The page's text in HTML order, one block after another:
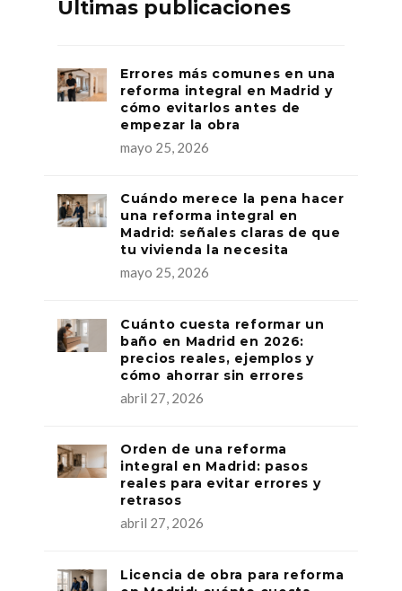
Últimas publicaciones
Errores más comunes en una
reforma integral en Madrid y
cómo evitarlos antes de
empezar la obra
mayo 25, 2026
Cuándo merece la pena hacer
una reforma integral en
Madrid: señales claras de que
tu vivienda la necesita
mayo 25, 2026
Cuánto cuesta reformar un
baño en Madrid en 2026:
precios reales, ejemplos y
cómo ahorrar sin errores
abril 27, 2026
Orden de una reforma
integral en Madrid: pasos
reales para evitar errores y
retrasos
abril 27, 2026
Licencia de obra para reforma